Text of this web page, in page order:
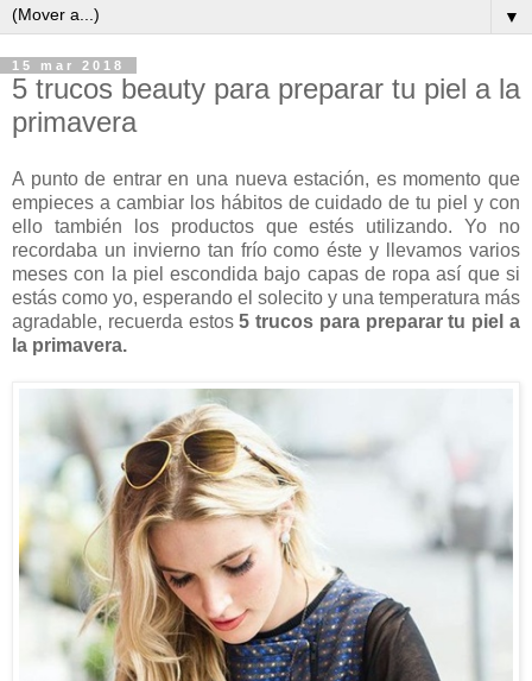
▼
15 mar 2018
5 trucos beauty para preparar tu piel a la
primavera
A punto de entrar en una nueva estación, es momento que
empieces a cambiar los hábitos de cuidado de tu piel y con
ello también los productos que estés utilizando. Yo no
recordaba un invierno tan frío como éste y llevamos varios
meses con la piel escondida bajo capas de ropa así que si
estás como yo, esperando el solecito y una temperatura más
agradable, recuerda estos5 trucos para preparar tu piel a
la primavera.